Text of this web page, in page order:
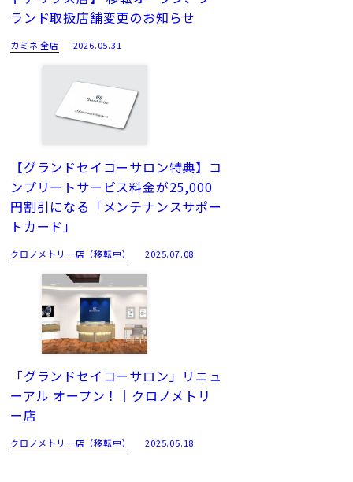
ランド取扱店舗変更のお知らせ
カミネ 全店 2026.05.31
【グランドセイコーサロン特典】コ
ンプリートサービス料金が25,000
円割引になる「メンテナンスサポー
トカード」
クロノメトリー店（移転中） 2025.07.08
「グランドセイコーサロン」リニュ
ーアル オープン！｜クロノメトリ
ー店
クロノメトリー店（移転中） 2025.05.18